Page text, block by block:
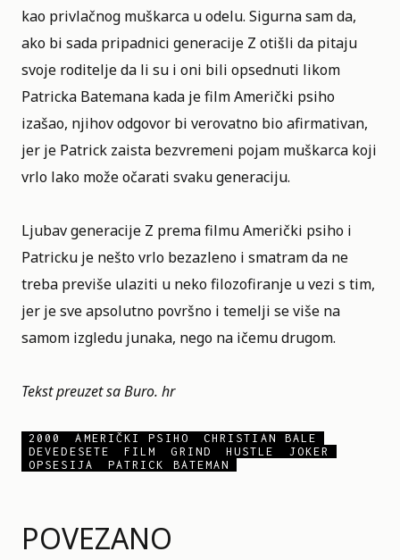
POVEZANO
kao privlačnog muškarca u odelu. Sigurna sam da,
ako bi sada pripadnici generacije Z otišli da pitaju
svoje roditelje da li su i oni bili opsednuti likom
Patricka Batemana kada je film Američki psiho
izašao, njihov odgovor bi verovatno bio afirmativan,
jer je Patrick zaista bezvremeni pojam muškarca koji
vrlo lako može očarati svaku generaciju.
Ljubav generacije Z prema filmu Američki psiho i
Patricku je nešto vrlo bezazleno i smatram da ne
treba previše ulaziti u neko filozofiranje u vezi s tim,
jer je sve apsolutno površno i temelji se više na
samom izgledu junaka, nego na ičemu drugom.
Tekst preuzet sa Buro. hr
2000 AMERIČKI PSIHO
CHRISTIAN BALE
DEVEDESETE
FILM GRIND HUSTLE
JOKER
OPSESIJA
PATRICK BATEMAN